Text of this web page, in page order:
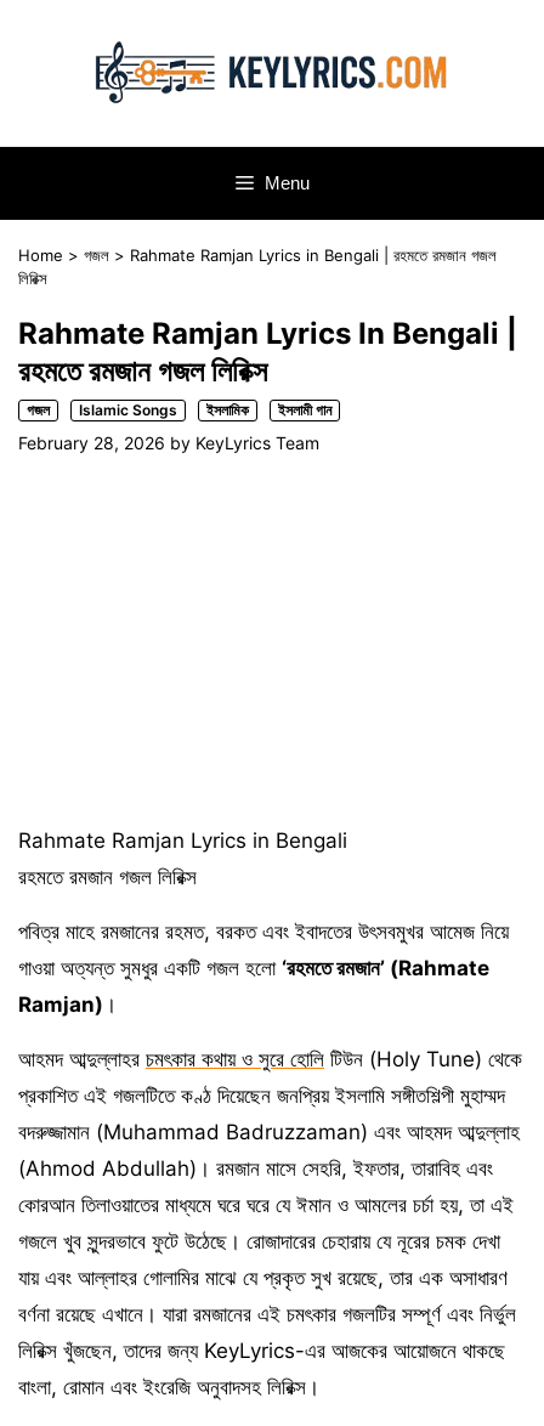
Menu
Home > গজল > Rahmate Ramjan Lyrics in Bengali | রহমতে রমজান গজল
লিরিক্স
Rahmate Ramjan Lyrics In Bengali |
রহমতে রমজান গজল লিরিক্স
গজল Islamic Songs ইসলামিক ইসলামী গান
February 28, 2026 by KeyLyrics Team
Rahmate Ramjan Lyrics in Bengali
রহমতে রমজান গজল লিরিক্স
পবিত্র মাহে রমজানের রহমত, বরকত এবং ইবাদতের উৎসবমুখর আমেজ নিয়ে
গাওয়া অত্যন্ত সুমধুর একটি গজল হলো ‘রহমতে রমজান’ (Rahmate
Ramjan) ।
আহমদ আব্দুল্লাহর চমৎকার কথায় ও সুরে হোলি টিউন (Holy Tune) থেকে
প্রকাশিত এই গজলটিতে কণ্ঠ দিয়েছেন জনপ্রিয় ইসলামি সঙ্গীতশিল্পী মুহাম্মদ
বদরুজ্জামান (Muhammad Badruzzaman) এবং আহমদ আব্দুল্লাহ
(Ahmod Abdullah)। রমজান মাসে সেহরি, ইফতার, তারাবিহ এবং
কোরআন তিলাওয়াতের মাধ্যমে ঘরে ঘরে যে ঈমান ও আমলের চর্চা হয়, তা এই
গজলে খুব সুন্দরভাবে ফুটে উঠেছে। রোজাদারের চেহারায় যে নূরের চমক দেখা
যায় এবং আল্লাহর গোলামির মাঝে যে প্রকৃত সুখ রয়েছে, তার এক অসাধারণ
বর্ণনা রয়েছে এখানে। যারা রমজানের এই চমৎকার গজলটির সম্পূর্ণ এবং নির্ভুল
লিরিক্স খুঁজছেন, তাদের জন্য KeyLyrics-এর আজকের আয়োজনে থাকছে
বাংলা, রোমান এবং ইংরেজি অনুবাদসহ লিরিক্স।